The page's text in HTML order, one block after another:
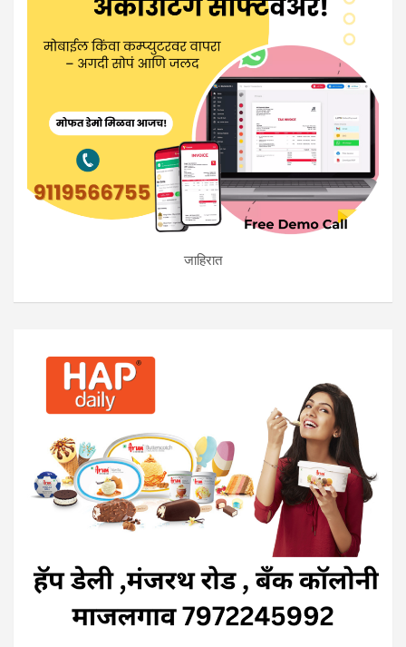
जाहिरात